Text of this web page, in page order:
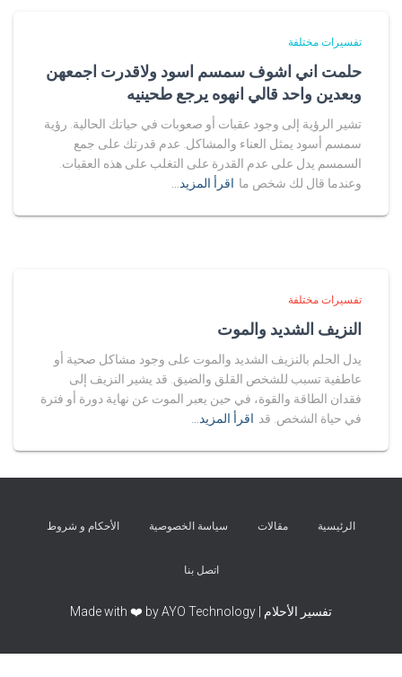
تفسيرات مختلفة
حلمت اني اشوف سمسم اسود ولاقدرت اجمعهن
وبعدين واحد قالي انهوه يرجع طحينيه
تشير الرؤية إلى وجود عقبات أو صعوبات في حياتك الحالية. رؤية
سمسم أسود يمثل العناء والمشاكل. عدم قدرتك على جمع
السمسم يدل على عدم القدرة على التغلب على هذه العقبات.
وعندما قال لك شخص ما اقرأ المزيد…
تفسيرات مختلفة
النزيف الشديد والموت
يدل الحلم بالنزيف الشديد والموت على وجود مشاكل صحية أو
عاطفية تسبب للشخص القلق والضيق. قد يشير النزيف إلى
فقدان الطاقة والقوة، في حين يعبر الموت عن نهاية دورة أو فترة
في حياة الشخص. قد اقرأ المزيد…
الرئيسية مقالات سياسة الخصوصية الأحكام و شروط
اتصل بنا
تفسير الأحلام | Made with ❤️ by AYO Technology